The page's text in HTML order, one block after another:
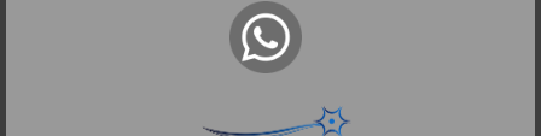
R. Itapeva, 518 - sala 1301
Bela Vista - São Paulo - SP